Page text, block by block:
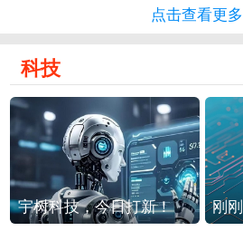
点击查看更多
科技
宇树科技，今日打新！